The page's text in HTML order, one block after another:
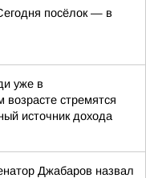
посёлок — в
уже в
стремятся
источник дохода
Джабаров назвал